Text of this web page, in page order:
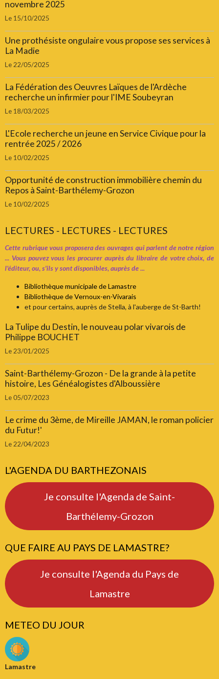
novembre 2025
Le 15/10/2025
Une prothésiste ongulaire vous propose ses services à
La Madie
Le 22/05/2025
La Fédération des Oeuvres Laïques de l'Ardèche
recherche un infirmier pour l'IME Soubeyran
Le 18/03/2025
L'Ecole recherche un jeune en Service Civique pour la
rentrée 2025 / 2026
Le 10/02/2025
Opportunité de construction immobilière chemin du
Repos à Saint-Barthélemy-Grozon
Le 10/02/2025
LECTURES - LECTURES - LECTURES
Cette rubrique vous proposera des ouvrages qui parlent de notre région
... Vous pouvez vous les procurer auprès du libraire de votre choix, de
l'éditeur, ou, s'ils y sont disponibles, auprès de ...
Bibliothèque municipale de Lamastre
Bibliothèque de Vernoux-en-Vivarais
et pour certains, auprès de Stella, à l'auberge de St-Barth!
La Tulipe du Destin, le nouveau polar vivarois de
Philippe BOUCHET
Le 23/01/2025
Saint-Barthélemy-Grozon - De la grande à la petite
histoire, Les Généalogistes d'Alboussière
Le 05/07/2023
Le crime du 3ème, de Mireille JAMAN, le roman policier
du Futur!'
Le 22/04/2023
L'AGENDA DU BARTHEZONAIS
Je consulte l'Agenda de Saint-
Barthélemy-Grozon
QUE FAIRE AU PAYS DE LAMASTRE?
Je consulte l'Agenda du Pays de
Lamastre
METEO DU JOUR
Lamastre